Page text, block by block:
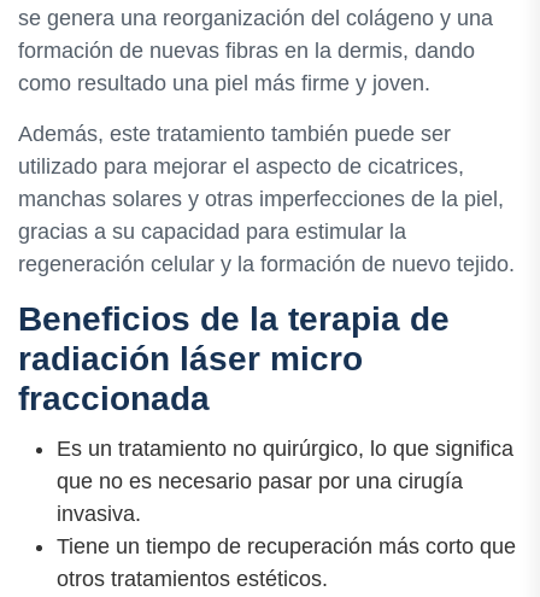
se genera una reorganización del colágeno y una
formación de nuevas fibras en la dermis, dando
como resultado una piel más firme y joven.
Además, este tratamiento también puede ser
utilizado para mejorar el aspecto de cicatrices,
manchas solares y otras imperfecciones de la piel,
gracias a su capacidad para estimular la
regeneración celular y la formación de nuevo tejido.
Beneficios de la terapia de
radiación láser micro
fraccionada
Es un tratamiento no quirúrgico, lo que significa
que no es necesario pasar por una cirugía
invasiva.
Tiene un tiempo de recuperación más corto que
otros tratamientos estéticos.